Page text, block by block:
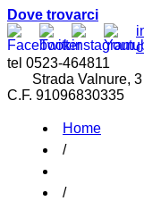
Dove trovarci
tel 0523-464811
Strada Valnure, 3
C.F. 91096830335
Home
/
/